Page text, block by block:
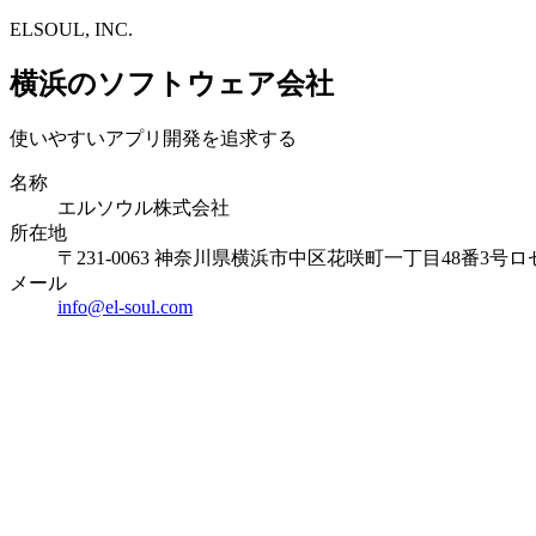
ELSOUL, INC.
横浜のソフトウェア会社
使いやすいアプリ開発を追求する
名称
エルソウル株式会社
所在地
〒231-0063 神奈川県横浜市中区花咲町一丁目48番3号ロ
メール
info@el-soul.com